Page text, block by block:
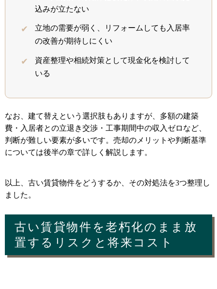
込みが立たない
立地の需要が弱く、リフォームしても入居率
の改善が期待しにくい
資産整理や相続対策として現金化を検討して
いる
なお、建て替えという選択肢もありますが、多額の建築
費・入居者との立退き交渉・工事期間中の収入ゼロなど、
判断が難しい要素が多いです。売却のメリットや判断基準
については後半の章で詳しく解説します。
以上、古い賃貸物件をどうするか、その対処法を3つ整理し
ました。
古い賃貸物件を老朽化のまま放
置するリスクと将来コスト